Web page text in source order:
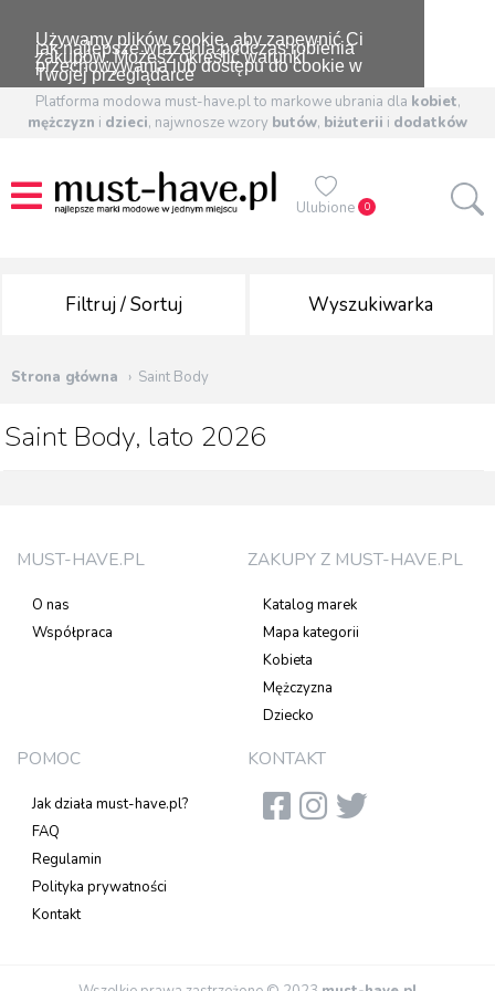
Używamy plików cookie, aby zapewnić Ci
jak najlepsze wrażenia podczas robienia
zakupów. Możesz określić warunki
przechowywania lub dostępu do cookie w
Twojej przeglądarce
Platforma modowa must-have.pl to markowe ubrania dla kobiet,
mężczyzn i dzieci, najwnosze wzory butów, biżuterii i dodatków
Ulubione 0
Filtruj / Sortuj Wyszukiwarka
Strona główna Saint Body
Saint Body, lato 2026
MUST-HAVE.PL
O nas
Współpraca
ZAKUPY Z MUST-HAVE.PL
Katalog marek
Mapa kategorii
Kobieta
Mężczyzna
Dziecko
POMOC
Jak działa must-have.pl?
FAQ
Regulamin
Polityka prywatności
Kontakt
KONTAKT